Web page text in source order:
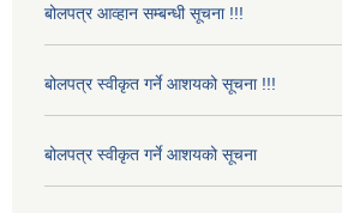
बोलपत्र आव्हान सम्बन्धी सूचना !!!
बोलपत्र स्वीकृत गर्ने आशयको सूचना !!!
बोलपत्र स्वीकृत गर्ने आशयको सूचना